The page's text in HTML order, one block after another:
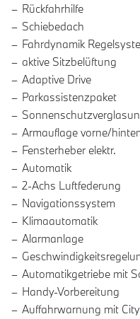
Rückfahrhilfe
Schiebedach
Fahrdynamik
aktive Sitzbelüftung
Adaptive Drive
Parkassistenzpaket
Armauflage vorne/
Fensterheber elektr.
Automatik
2-Achs Luftfederung
Navigationssystem
Klimaautomatik
Alarmanlage
Automatikgetriebe mit
Handy-Vorbereitung
Auffahrwarnung mit